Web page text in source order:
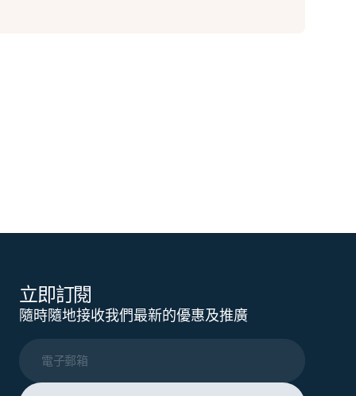
立即訂閱
隨時隨地接收我們最新的優惠及推廣
電子郵箱